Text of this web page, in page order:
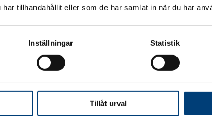
tillhandahållit eller som de har samlat in när du har
Inställningar Statistik
Tillåt urval
byggs om, två nya barer håller på uppföras samt att